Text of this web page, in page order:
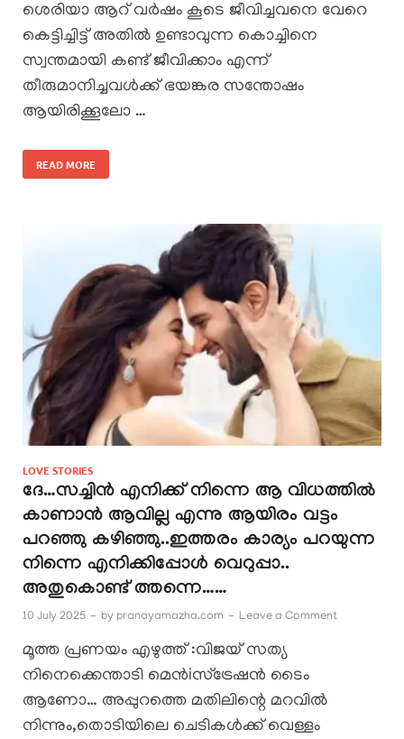
ശെരിയാ ആറ് വർഷം കൂടെ ജീവിച്ചവനെ വേറെ
കെട്ടിച്ചിട്ട് അതിൽ ഉണ്ടാവുന്ന കൊച്ചിനെ
സ്വന്തമായി കണ്ട് ജീവിക്കാം എന്ന്
തീരുമാനിച്ചവൾക്ക് ഭയങ്കര സന്തോഷം
ആയിരിക്കൂലോ …
READ MORE
LOVE STORIES
ദേ…സച്ചിൻ എനിക്ക് നിന്നെ ആ വിധത്തിൽ
കാണാൻ ആവില്ല എന്നു ആയിരം വട്ടം
പറഞ്ഞു കഴിഞ്ഞു..ഇത്തരം കാര്യം പറയുന്ന
നിന്നെ എനിക്കിപ്പോൾ വെറുപ്പാ..
അതുകൊണ്ട് ത്തന്നെ……
10 July 2025 - by pranayamazha.com - Leave a Comment
മൂത്ത പ്രണയം എഴുത്ത് :വിജയ് സത്യ
നിനെക്കെന്താടി മെൻiസ്‌ട്രേഷൻ ടൈം
ആണോ… അപ്പുറത്തെ മതിലിന്റെ മറവിൽ
നിന്നും,തൊടിയിലെ ചെടികൾക്ക് വെള്ളം